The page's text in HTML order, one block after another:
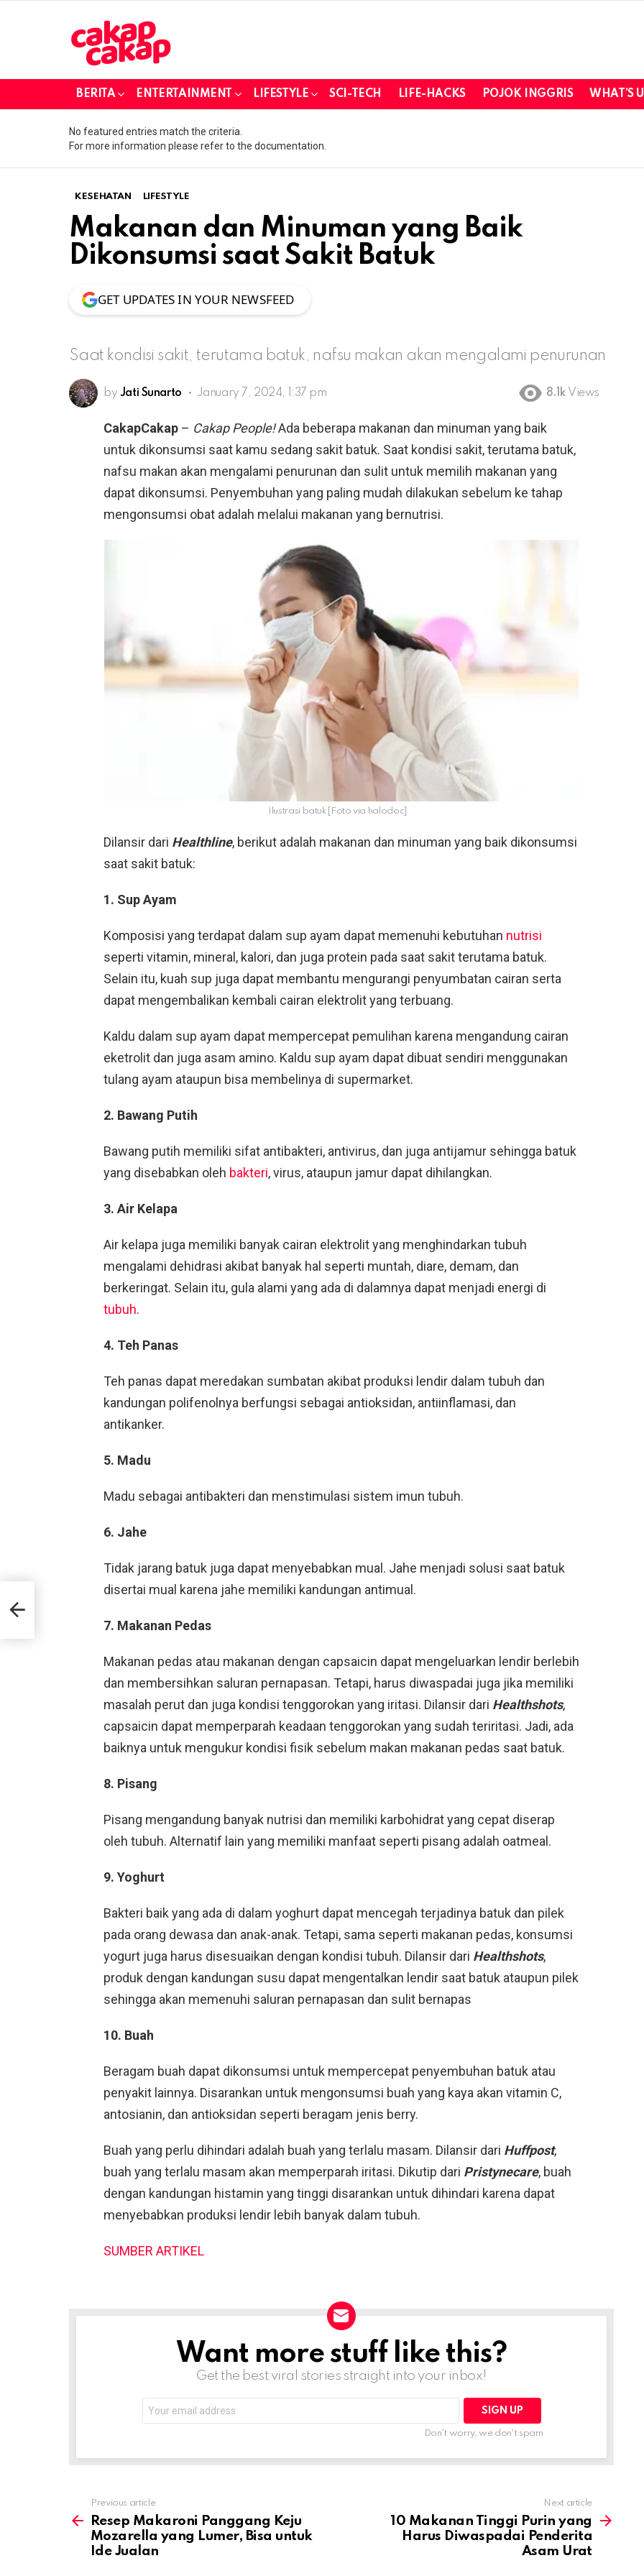
BERITA ENTERTAINMENT LIFESTYLE SCI-TECH LIFE-HACKS POJOK INGGRIS WHAT’S
No featured entries match the criteria.
For more information please refer to the documentation.
KESEHATAN LIFESTYLE
Makanan dan Minuman yang Baik
Dikonsumsi saat Sakit Batuk
GET UPDATES IN YOUR NEWSFEED
Saat kondisi sakit, terutama batuk, nafsu makan akan mengalami penurunan
by Jati Sunarto January 7, 2024, 1:37 pm 8.1k Views
CakapCakap – Cakap People!Ada beberapa makanan dan minuman yang baik
untuk dikonsumsi saat kamu sedang sakit batuk. Saat kondisi sakit, terutama batuk,
nafsu makan akan mengalami penurunan dan sulit untuk memilih makanan yang
dapat dikonsumsi. Penyembuhan yang paling mudah dilakukan sebelum ke tahap
mengonsumsi obat adalah melalui makanan yang bernutrisi.
Ilustrasi batuk [Foto via halodoc]
Dilansir dari Healthline, berikut adalah makanan dan minuman yang baik dikonsumsi
saat sakit batuk:
1. Sup Ayam
Komposisi yang terdapat dalam sup ayam dapat memenuhi kebutuhan nutrisi
seperti vitamin, mineral, kalori, dan juga protein pada saat sakit terutama batuk.
Selain itu, kuah sup juga dapat membantu mengurangi penyumbatan cairan serta
dapat mengembalikan kembali cairan elektrolit yang terbuang.
Kaldu dalam sup ayam dapat mempercepat pemulihan karena mengandung cairan
eketrolit dan juga asam amino. Kaldu sup ayam dapat dibuat sendiri menggunakan
tulang ayam ataupun bisa membelinya di supermarket.
2. Bawang Putih
Bawang putih memiliki sifat antibakteri, antivirus, dan juga antijamur sehingga batuk
yang disebabkan oleh bakteri, virus, ataupun jamur dapat dihilangkan.
3. Air Kelapa
Air kelapa juga memiliki banyak cairan elektrolit yang menghindarkan tubuh
mengalami dehidrasi akibat banyak hal seperti muntah, diare, demam, dan
berkeringat. Selain itu, gula alami yang ada di dalamnya dapat menjadi energi di
tubuh.
4. Teh Panas
Teh panas dapat meredakan sumbatan akibat produksi lendir dalam tubuh dan
kandungan polifenolnya berfungsi sebagai antioksidan, antiinflamasi, dan
antikanker.
5. Madu
Madu sebagai antibakteri dan menstimulasi sistem imun tubuh.
6. Jahe
Tidak jarang batuk juga dapat menyebabkan mual. Jahe menjadi solusi saat batuk
disertai mual karena jahe memiliki kandungan antimual.
7. Makanan Pedas
Makanan pedas atau makanan dengan capsaicin dapat mengeluarkan lendir berlebih
dan membersihkan saluran pernapasan. Tetapi, harus diwaspadai juga jika memiliki
masalah perut dan juga kondisi tenggorokan yang iritasi. Dilansir dari Healthshots,
capsaicin dapat memperparah keadaan tenggorokan yang sudah teriritasi. Jadi, ada
baiknya untuk mengukur kondisi fisik sebelum makan makanan pedas saat batuk.
8. Pisang
Pisang mengandung banyak nutrisi dan memiliki karbohidrat yang cepat diserap
oleh tubuh. Alternatif lain yang memiliki manfaat seperti pisang adalah oatmeal.
9. Yoghurt
Bakteri baik yang ada di dalam yoghurt dapat mencegah terjadinya batuk dan pilek
pada orang dewasa dan anak-anak. Tetapi, sama seperti makanan pedas, konsumsi
yogurt juga harus disesuaikan dengan kondisi tubuh. Dilansir dari Healthshots,
produk dengan kandungan susu dapat mengentalkan lendir saat batuk ataupun pilek
sehingga akan memenuhi saluran pernapasan dan sulit bernapas
10. Buah
Beragam buah dapat dikonsumsi untuk mempercepat penyembuhan batuk atau
penyakit lainnya. Disarankan untuk mengonsumsi buah yang kaya akan vitamin C,
antosianin, dan antioksidan seperti beragam jenis berry.
Buah yang perlu dihindari adalah buah yang terlalu masam. Dilansir dari Huffpost,
buah yang terlalu masam akan memperparah iritasi. Dikutip dari Pristynecare, buah
dengan kandungan histamin yang tinggi disarankan untuk dihindari karena dapat
menyebabkan produksi lendir lebih banyak dalam tubuh.
SUMBER ARTIKEL
NEWSLETTERWant more stuff like this?
Get the best viral stories straight into your inbox!
address:
Don't worry, we don't spam
more
Previous article
Resep Makaroni Panggang Keju
Mozarella yang Lumer, Bisa untuk
Ide Jualan
Next article
10 Makanan Tinggi Purin yang
Harus Diwaspadai Penderita
Asam Urat